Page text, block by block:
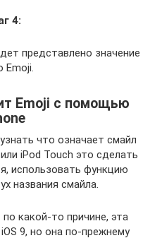
4:
представлено значение
Emoji.
Emoji с помощью
что означает смайл
iPod Touch это сделать
использовать функцию
названия смайла.
какой-то причине, эта
9, но она по-прежнему